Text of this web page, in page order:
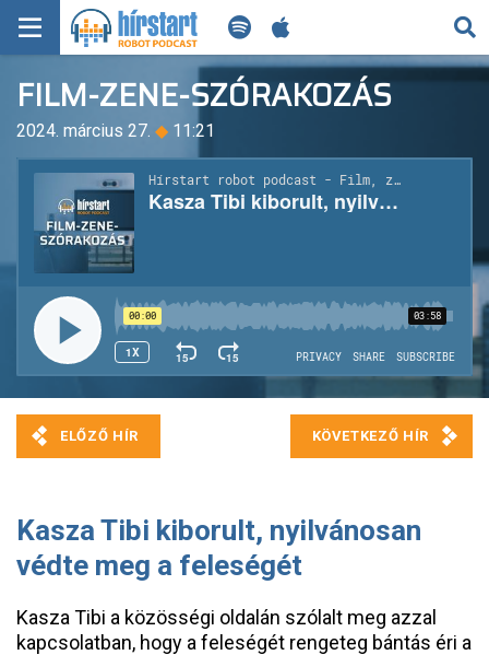
KERESÉS
KEZDŐLAP
FRISS HÍREK
TECH HÍREK
FILM-ZENE-SZÓRAKOZÁS
PLAYLIST
MI AZ A ROBOT PODCAST?
FILM-ZENE-SZÓRAKOZÁS
2024. március 27. ◆ 11:21
Kasza Tibi kiborult, nyilvánosan
védte meg a feleségét
Kasza Tibi a közösségi oldalán szólalt meg azzal
kapcsolatban, hogy a feleségét rengeteg bántás éri a